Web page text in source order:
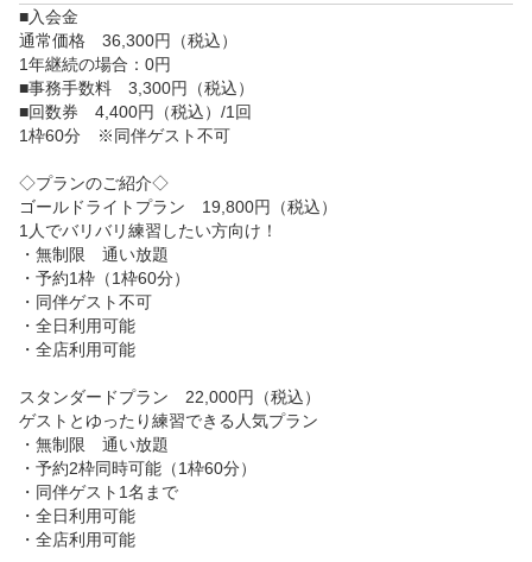
■入会金
通常価格　36,300円（税込）
1年継続の場合：0円
■事務手数料　3,300円（税込）
■回数券　4,400円（税込）/1回
1枠60分　※同伴ゲスト不可
◇プランのご紹介◇
ゴールドライトプラン　19,800円（税込）
1人でバリバリ練習したい方向け！
・無制限　通い放題
・予約1枠（1枠60分）
・同伴ゲスト不可
・全日利用可能
・全店利用可能
スタンダードプラン　22,000円（税込）
ゲストとゆったり練習できる人気プラン
・無制限　通い放題
・予約2枠同時可能（1枠60分）
・同伴ゲスト1名まで
・全日利用可能
・全店利用可能